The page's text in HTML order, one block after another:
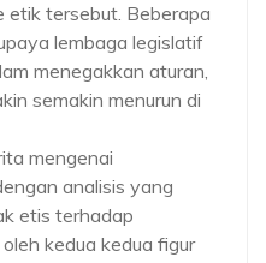
etik tersebut. Beberapa
lembaga legislatif
menegakkan aturan,
semakin menurun di
mengenai
analisis yang
etis terhadap
kedua kedua figur